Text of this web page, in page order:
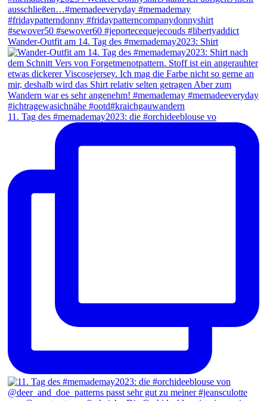
Wander-Outfit am 14. Tag des #memademay2023: Shirt
11. Tag des #memademay2023: die #orchideeblouse vo